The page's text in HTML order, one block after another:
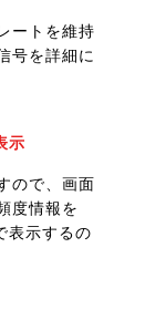
ートを維持
号を詳細に
示
ので、画面
度情報を
表示するの